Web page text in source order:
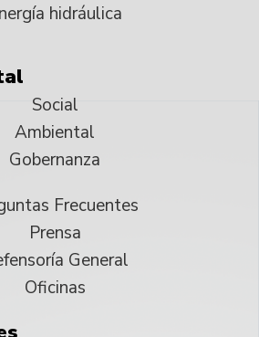
hidráulica
Social
Ambiental
Gobernanza
Frecuentes
Prensa
General
Oficinas